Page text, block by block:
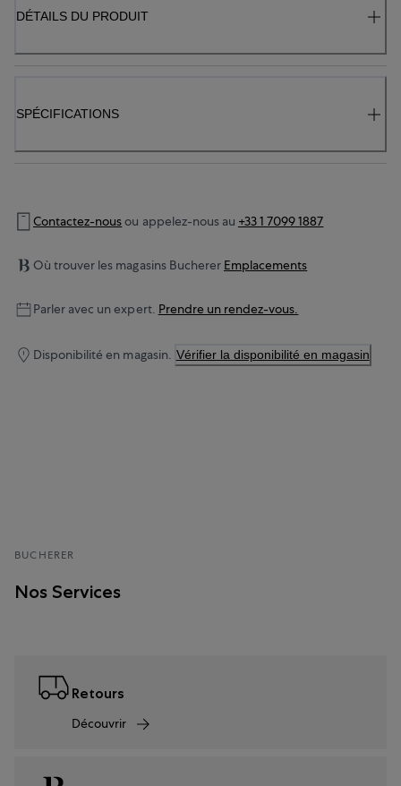
DÉTAILS DU PRODUIT
SPÉCIFICATIONS
Contactez-nousou appelez-nous au +33 1 7099 1887
Où trouver les magasins Bucherer Emplacements
Parler avec un expert. Prendre un rendez-vous.
Disponibilité en magasin. Vérifier la disponibilité en magasin
BUCHERER
Nos Services
Retours
Découvrir